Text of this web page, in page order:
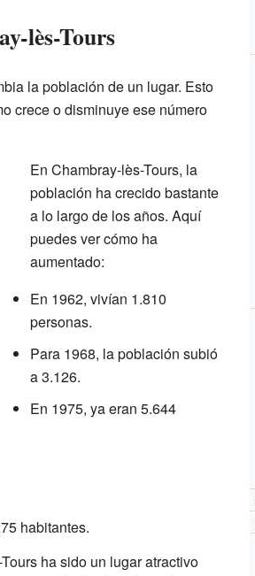
lès-Tours
la población de un lugar. Esto
crece o disminuye ese número
En Chambray-lès-Tours, la
población ha crecido bastante
a lo largo de los años. Aquí
puedes ver cómo ha
aumentado:
En 1962, vivían 1.810
personas.
Para 1968, la población subió
a 3.126.
En 1975, ya eran 5.644
habitantes.
ha sido un lugar atractivo